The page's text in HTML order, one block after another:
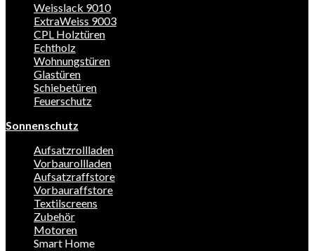
Weisslack 9010
ExtraWeiss 9003
CPL Holztüren
Echtholz
Wohnungstüren
Glastüren
Schiebetüren
Feuerschutz
Sonnenschutz
Aufsatzrollladen
Vorbaurollladen
Aufsatzraffstore
Vorbauraffstore
Textilscreens
Zubehör
Motoren
Smart Home